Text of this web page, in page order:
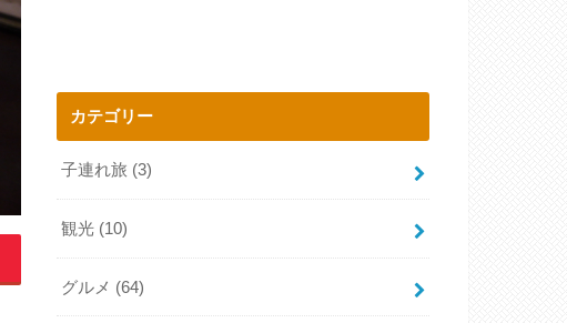
カテゴリー
子連れ旅 (3)
観光 (10)
グルメ (64)